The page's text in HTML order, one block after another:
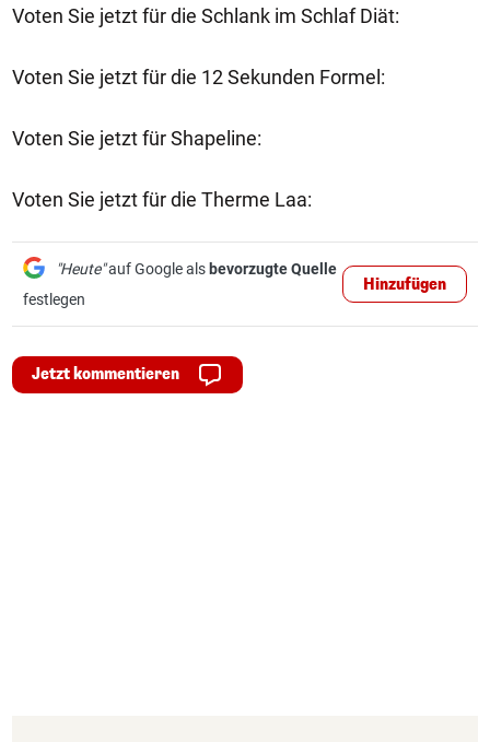
Voten Sie jetzt für die Schlank im Schlaf Diät:
Voten Sie jetzt für die 12 Sekunden Formel:
Voten Sie jetzt für Shapeline:
Voten Sie jetzt für die Therme Laa:
"Heute"auf Google als bevorzugte Quelle
festlegen
Hinzufügen
Jetzt kommentieren